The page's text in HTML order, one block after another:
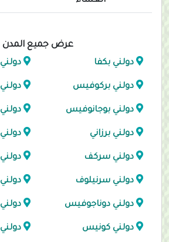
عرض جميع المدن
دولني بكفا
دولني بركوفيس
دولني بوجانوفيس
دولني برزاني
دولني سركف
دولني سرنيلوف
دولني دوناجوفيس
دولني كونيس